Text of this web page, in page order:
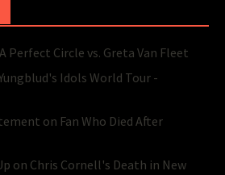
Perfect Circle vs. Greta Van Fleet
Idols World Tour -
on Fan Who Died After
on Chris Cornell's Death in New